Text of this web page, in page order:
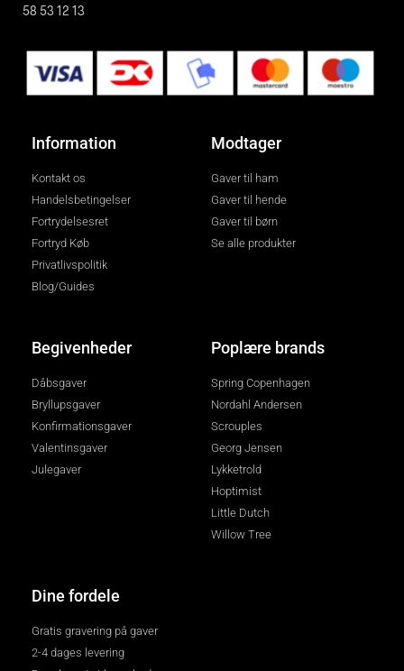
58 53 12 13
Information
Kontakt os
Handelsbetingelser
Fortrydelsesret
Fortryd Køb
Privatlivspolitik
Blog/Guides
Modtager
Gaver til ham
Gaver til hende
Gaver til børn
Se alle produkter
Begivenheder
Dåbsgaver
Bryllupsgaver
Konfirmationsgaver
Valentinsgaver
Julegaver
Poplære brands
Spring Copenhagen
Nordahl Andersen
Scrouples
Georg Jensen
Lykketrold
Hoptimist
Little Dutch
Willow Tree
Dine fordele
Gratis gravering på gaver
2-4 dages levering